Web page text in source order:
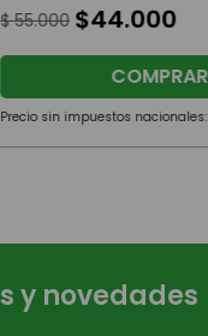
$ 55.000 $44.000
COMPRAR
Precio sin impuestos nacionales:
y novedades